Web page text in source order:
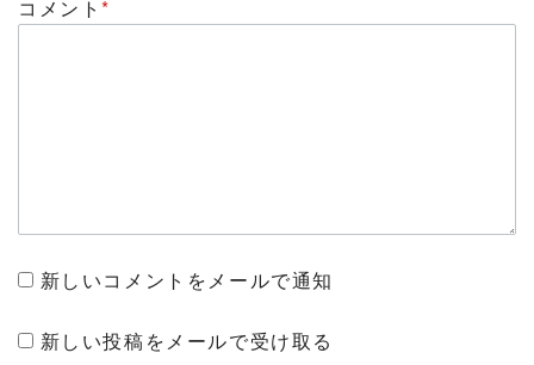
コメント*
新しいコメントをメールで通知
新しい投稿をメールで受け取る